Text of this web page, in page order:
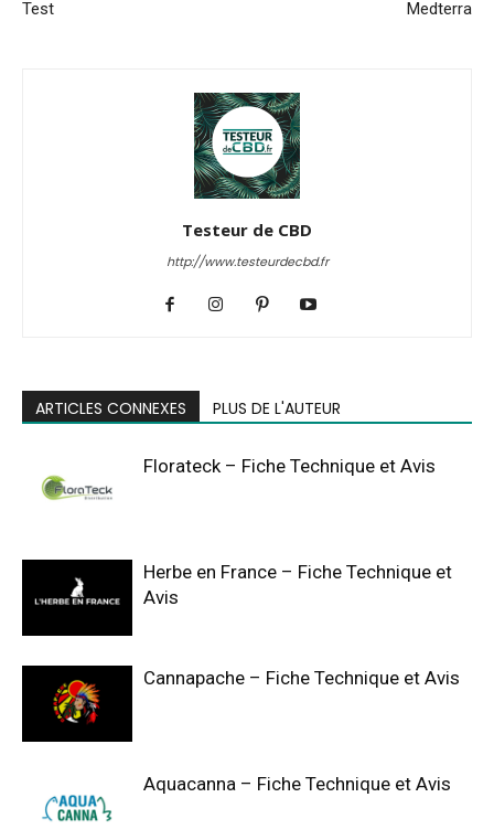
Test
Medterra
Testeur de CBD
http://www.testeurdecbd.fr
ARTICLES CONNEXES PLUS DE L'AUTEUR
Florateck – Fiche Technique et Avis
Herbe en France – Fiche Technique et
Avis
Cannapache – Fiche Technique et Avis
Aquacanna – Fiche Technique et Avis